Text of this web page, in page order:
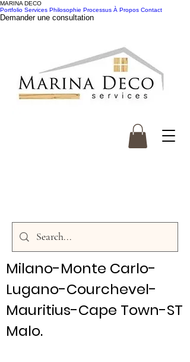
MARINA DECO
Portfolio Services Philosophie Processus À Propos Contact
Demander une consultation
Milano-Monte Carlo-
Lugano-Courchevel-
Mauritius-Cape Town-ST
Malo.